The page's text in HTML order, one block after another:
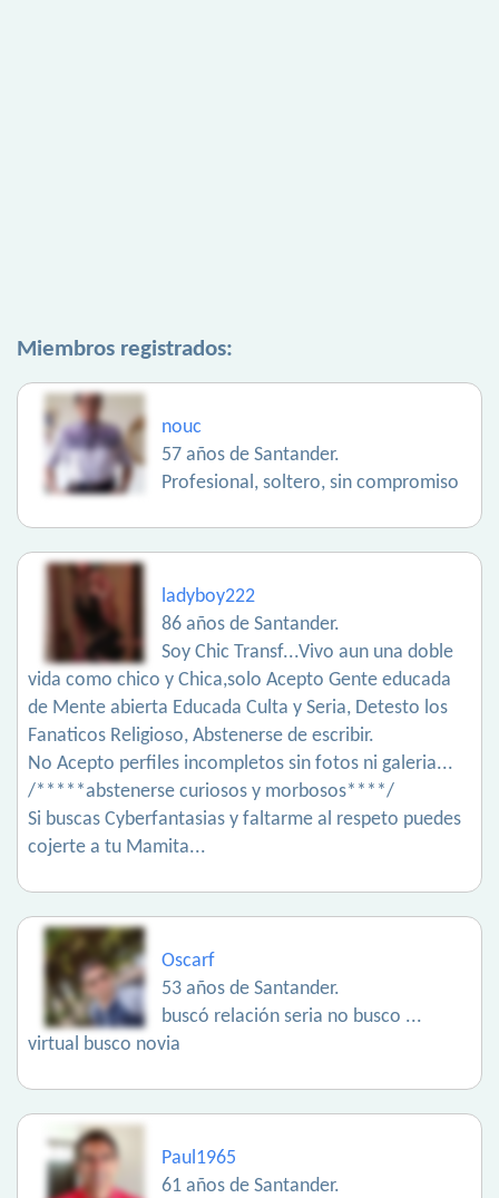
Miembros registrados:
nouc
57 años de Santander.
Profesional, soltero, sin compromiso
ladyboy222
86 años de Santander.
Soy Chic Transf...Vivo aun una doble
vida como chico y Chica,solo Acepto Gente educada
de Mente abierta Educada Culta y Seria, Detesto los
Fanaticos Religioso, Abstenerse de escribir.
No Acepto perfiles incompletos sin fotos ni galeria...
/*****abstenerse curiosos y morbosos****/
Si buscas Cyberfantasias y faltarme al respeto puedes
cojerte a tu Mamita...
Oscarf
53 años de Santander.
buscó relación seria no busco ...
virtual busco novia
Paul1965
61 años de Santander.